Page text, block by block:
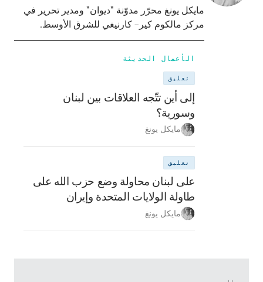
مايكل يونغ محرّر مدوّنة "ديوان" ومدير تحرير في
مركز مالكوم كير– كارنيغي للشرق الأوسط.
الأعمال الحديثة
تعليق
إلى أين تتّجه العلاقات بين لبنان
وسورية؟
مايكل يونغ
تعليق
على لبنان محاولة وضع حزب الله على
طاولة الولايات المتحدة وإيران
مايكل يونغ